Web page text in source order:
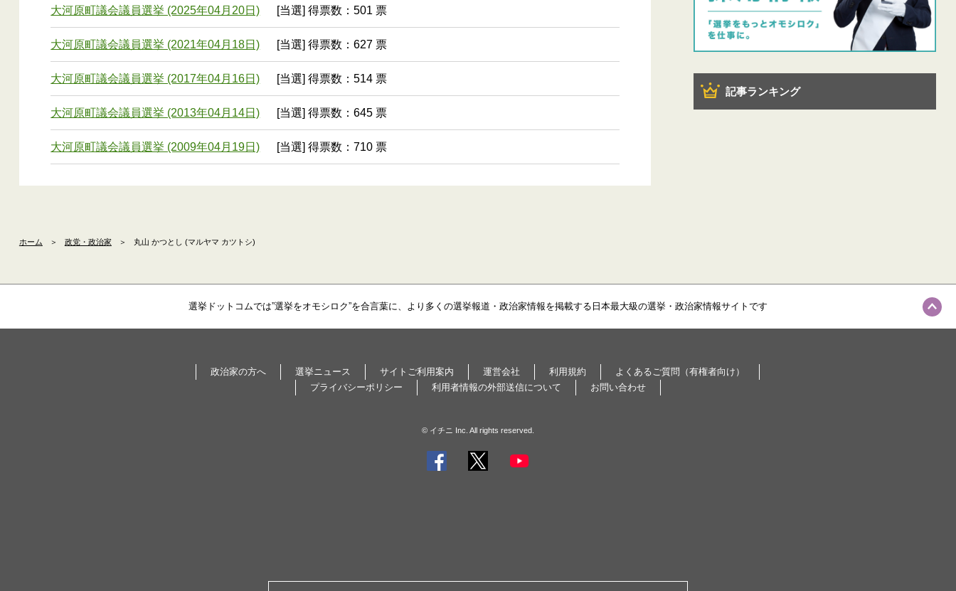
大河原町議会議員選挙 (2025年04月20日) [当選] 得票数：501 票
大河原町議会議員選挙 (2021年04月18日) [当選] 得票数：627 票
大河原町議会議員選挙 (2017年04月16日) [当選] 得票数：514 票
大河原町議会議員選挙 (2013年04月14日) [当選] 得票数：645 票
大河原町議会議員選挙 (2009年04月19日) [当選] 得票数：710 票
記事ランキング
ホーム ＞ 政党・政治家 ＞ 丸山 かつとし (マルヤマ カツトシ)
選挙ドットコムでは”選挙をオモシロク”を合言葉に、より多くの選挙報道・政治家情報を掲載する日本最大級の選挙・政治家情報サイトです
政治家の方へ 選挙ニュース サイトご利用案内 運営会社 利用規約
よくあるご質問（有権者向け）
プライバシーポリシー
利用者情報の外部送信について お問い合わせ
© イチニ Inc. All rights reserved.